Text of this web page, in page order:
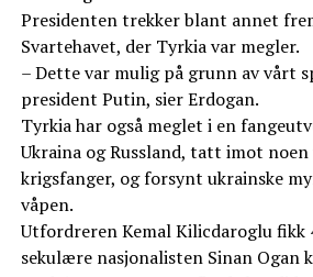
Presidenten trekker blant annet
Svartehavet, der Tyrkia var megler.
– Dette var mulig på grunn av vårt
president Putin, sier Erdogan.
Tyrkia har også meglet i en
Ukraina og Russland, tatt imot noen
krigsfanger, og forsynt ukrainske
våpen.
Utfordreren Kemal Kilicdaroglu fikk
sekulære nasjonalisten Sinan Ogan